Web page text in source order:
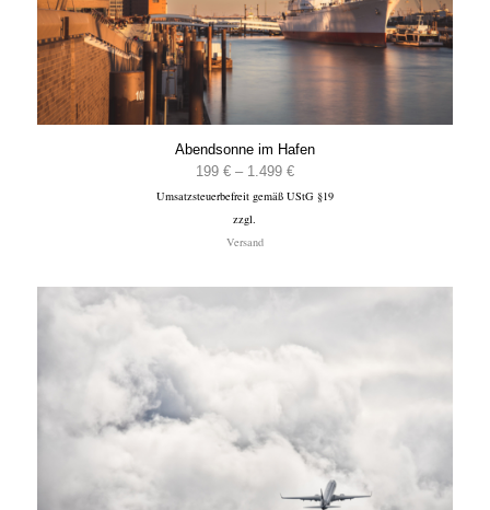
Abendsonne im Hafen
199 € – 1.499 €Preisspanne:
199 €
Umsatzsteuerbefreit gemäß UStG §19
zzgl.
Versand